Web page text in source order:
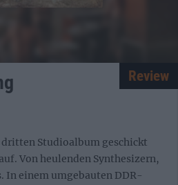
Review
Studioalbum geschickt
Von heulenden Synthesizern,
In einem umgebauten DDR-